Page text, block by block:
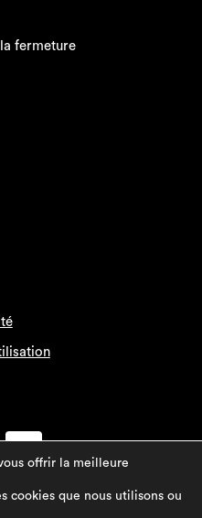
fermeture
offrir la meilleure
cookies que nous utilisons ou